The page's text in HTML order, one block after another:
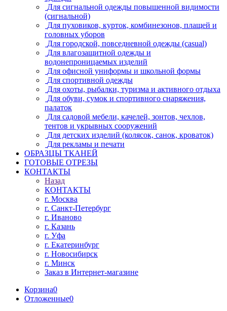
Для сигнальной одежды повышенной видимости
(сигнальной)
Для пуховиков, курток, комбинезонов, плащей и
головных уборов
Для городской, повседневной одежды (casual)
Для влагозащитной одежды и
водонепроницаемых изделий
Для офисной униформы и школьной формы
Для спортивной одежды
Для охоты, рыбалки, туризма и активного отдыха
Для обуви, сумок и спортивного снаряжения,
палаток
Для садовой мебели, качелей, зонтов, чехлов,
тентов и укрывных сооружений
Для детских изделий (колясок, санок, кроваток)
Для рекламы и печати
ОБРАЗЦЫ ТКАНЕЙ
ГОТОВЫЕ ОТРЕЗЫ
КОНТАКТЫ
Назад
КОНТАКТЫ
г. Москва
г. Санкт-Петербург
г. Иваново
г. Казань
г. Уфа
г. Екатеринбург
г. Новосибирск
г. Минск
Заказ в Интернет-магазине
Корзина0
Отложенные0